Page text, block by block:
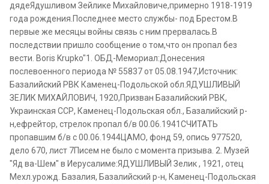
дядеЯдушливом Зейлике Михайловиче,примерно 1918-1919
года рождения.Последнее место службы- под Брестом.В
первые же месяцы войны связь с ним прервалась.В
последствии пришло сообщение о том,что он пропал без
вести. Boris Krupko"1. ОБД-Мемориал:Донесения
послевоенного периода № 55837 от 05.08.1947,Источник:
Базалийский РВК Каменец-Подольской обл.ЯДУШЛИВЫЙ
ЗЕЛИК МИХАЙЛОВИЧ, 1920,Призван Базалийский РВК,
Украинская ССР, Каменец-Подольская обл., Базалийский р-
н,ефрейтор, стрелок пропал б/в 00.06.1941СЧИТАТЬ
пропавшим б/в с 00.06.1944ЦАМО, фонд 59, опись 977520,
дело 670, лист 7Писем не было с момента призыва. 2. Музей
"Яд ва-Шем" в Иерусалиме:ЯДУШЛИВЫЙ Зелик , 1921, отец
Мехл.урожд. Базалия, Базалийский р-н, Каменец-Подольская